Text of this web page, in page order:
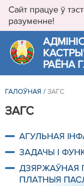
Сайт працуе ў
разуменне!
РАЁНА
ГАЛОЎНАЯ / ЗАГС
ЗАГС
АГУЛЬНАЯ
ЗАДАЧЫ І
ДЗЯРЖАЎНАЯ
ПЛАТНЫЯ